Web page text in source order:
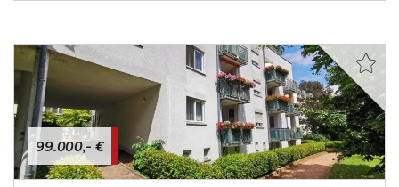
99.000,- €